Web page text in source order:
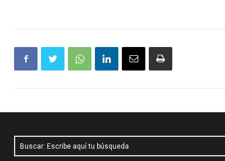
Buscar: Escribe aquí tu búsqueda